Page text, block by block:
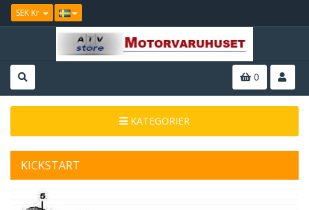
SEK Kr
0
KATEGORIER
KICKSTART